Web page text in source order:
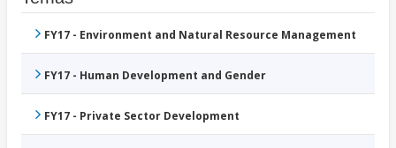
FY17 - Environment and Natural Resource Management
FY17 - Human Development and Gender
FY17 - Private Sector Development